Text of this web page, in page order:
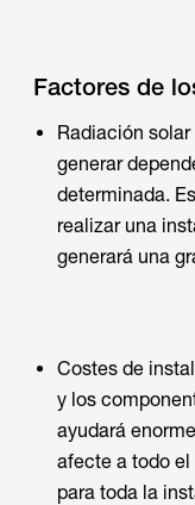
Factores de
Radiación
generar
determinada.
realizar una
generará una
Costes de
y los
ayudará
afecte a todo
para toda la